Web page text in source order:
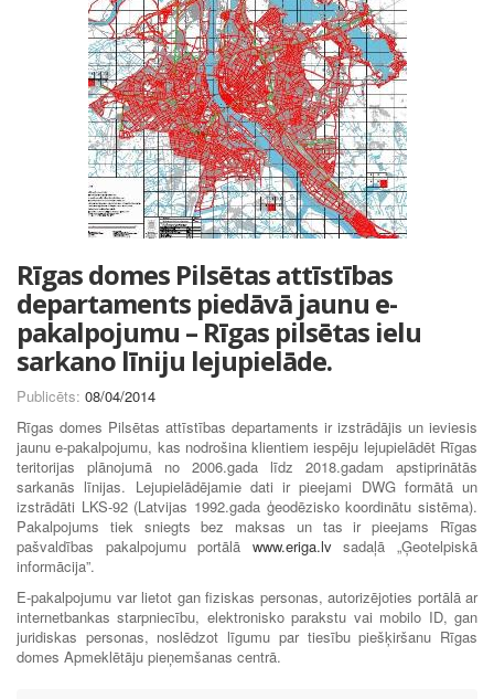
Rīgas domes Pilsētas attīstības
departaments piedāvā jaunu e-
pakalpojumu – Rīgas pilsētas ielu
sarkano līniju lejupielāde.
Publicēts: 08/04/2014
Rīgas domes Pilsētas attīstības departaments ir izstrādājis un ieviesis
jaunu e-pakalpojumu, kas nodrošina klientiem iespēju lejupielādēt Rīgas
teritorijas plānojumā no 2006.gada līdz 2018.gadam apstiprinātās
sarkanās līnijas. Lejupielādējamie dati ir pieejami DWG formātā un
izstrādāti LKS-92 (Latvijas 1992.gada ģeodēzisko koordinātu sistēma).
Pakalpojums tiek sniegts bez maksas un tas ir pieejams Rīgas
pašvaldības pakalpojumu portālā www.eriga.lvsadaļā „Ģeotelpiskā
informācija”.
E-pakalpojumu var lietot gan fiziskas personas, autorizējoties portālā ar
internetbankas starpniecību, elektronisko parakstu vai mobilo ID, gan
juridiskas personas, noslēdzot līgumu par tiesību piešķiršanu Rīgas
domes Apmeklētāju pieņemšanas centrā.